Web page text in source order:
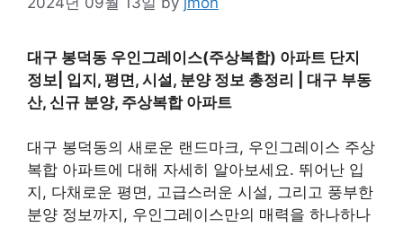
대구 봉덕동 우인그레이스(주상복합) 아파트 단지
정보| 입지, 평면, 시설, 분양 정보 총정리 | 대구 부동
산, 신규 분양, 주상복합 아파트
대구 봉덕동의 새로운 랜드마크, 우인그레이스 주상
복합 아파트에 대해 자세히 알아보세요. 뛰어난 입
지, 다채로운 평면, 고급스러운 시설, 그리고 풍부한
분양 정보까지, 우인그레이스만의 매력을 하나하나